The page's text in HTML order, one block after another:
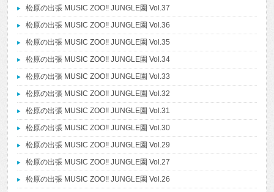
松原の出張 MUSIC ZOO!! JUNGLE園 Vol.37
松原の出張 MUSIC ZOO!! JUNGLE園 Vol.36
松原の出張 MUSIC ZOO!! JUNGLE園 Vol.35
松原の出張 MUSIC ZOO!! JUNGLE園 Vol.34
松原の出張 MUSIC ZOO!! JUNGLE園 Vol.33
松原の出張 MUSIC ZOO!! JUNGLE園 Vol.32
松原の出張 MUSIC ZOO!! JUNGLE園 Vol.31
松原の出張 MUSIC ZOO!! JUNGLE園 Vol.30
松原の出張 MUSIC ZOO!! JUNGLE園 Vol.29
松原の出張 MUSIC ZOO!! JUNGLE園 Vol.27
松原の出張 MUSIC ZOO!! JUNGLE園 Vol.26